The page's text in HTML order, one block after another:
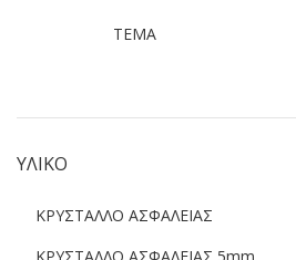
TEMA
ΥΛΙΚΟ
ΚΡΥΣΤΑΛΛΟ ΑΣΦΑΛΕΙΑΣ